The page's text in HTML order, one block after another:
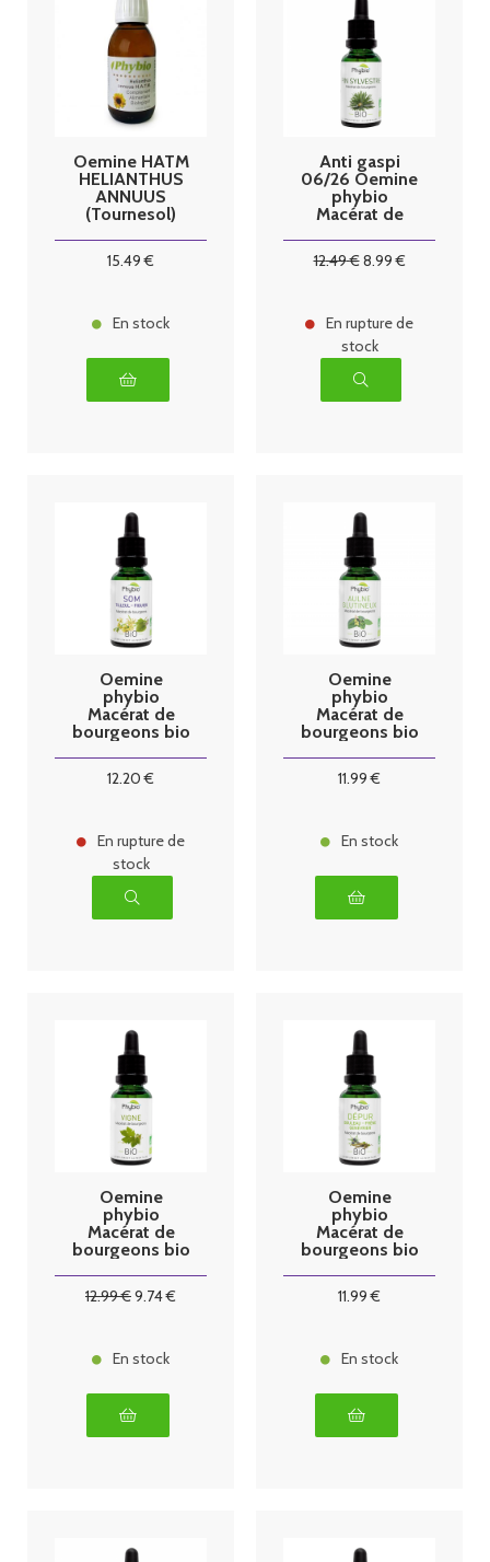
Oemine HATM
HELIANTHUS
ANNUUS
(Tournesol)
15.49 €
En stock
Anti gaspi
06/26 Oemine
phybio
Macérat de
sylvestre
12.49€8.99€
En rupture de
stock
Oemine
phybio
Macérat de
bourgeons bio
12.20 €
En rupture de
stock
Oemine
phybio
Macérat de
bourgeons bio
11.99 €
En stock
Oemine
phybio
Macérat de
bourgeons bio
12.99€9.74€
En stock
Oemine
phybio
Macérat de
bourgeons bio
11.99 €
En stock